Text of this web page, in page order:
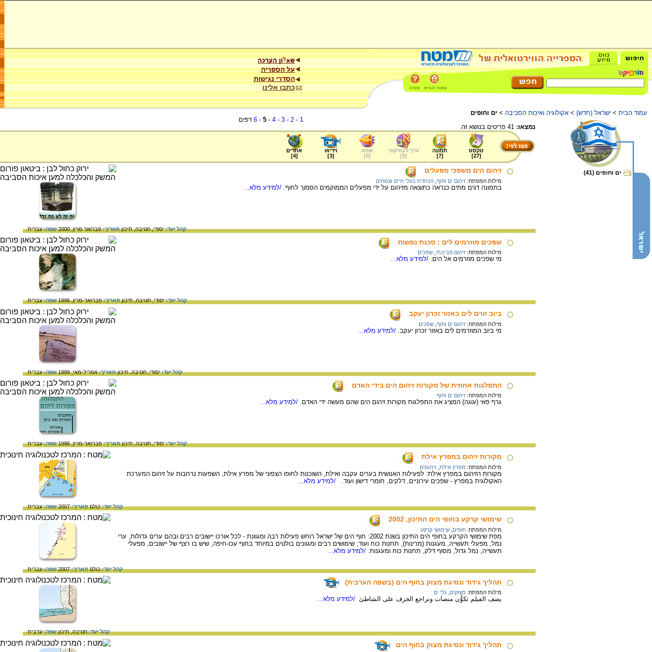
על הספריה
הסדרי נגישות
כתבו אלינו
עמוד הבית > ישראל (חדש) > אקולוגיה ואיכות הסביבה > ים וחופים
ים וחופים (41)
1
-
2
-
3
-
4
-
5
-
6 דפים
נמצאו:
טקסט
[
27
]
תמונה
[
7
]
ערך לקסיקוני
[
0
]
שמע
[
0
]
וידיאו
[
3
]
אתרים
[
4
]
זיהום הים משפכי מפעלים
מילות המפתח: זיהום ים וחוף הכחדת בעלי חיים וצמחים
בתמונה דגים מתים כנראה כתוצאה מזיהום על ידי מפעלים הממוקמים הסמוך לחוף. /למידע מלא...
קהל יעד:יסודי,חטיבה,תיכוןתאריך:פברואר מרץ, 2000 שפה:עברית
שפכים מוזרמים לים : סכנת נפשות
מילות המפתח: זיהום סביבתי שפכים
מי שפכים מוזרמים אל הים. /למידע מלא...
קהל יעד:יסודי,חטיבה,תיכוןתאריך:פברואר-מרץ, 1996 שפה:עברית
ביוב זורם לים באזור זכרון יעקב
מילות המפתח: זיהום ים וחוף שפכים
מי ביוב המוזרמים לים באזור זכרון יעקב. /למידע מלא...
קהל יעד:יסודי,חטיבה,תיכוןתאריך:אפריל-מאי, 1999 שפה:עברית
התפלגות אחוזית של מקורות זיהום הים בידי האדם
מילות המפתח: זיהום ים וחוף
גרף פאי (עוגה) המציג את התפלגות מקורות זיהום הים שהם מעשה ידי האדם. /למידע מלא...
קהל יעד:יסודי,חטיבה,תיכוןתאריך:פברואר-מרץ, 1996 שפה:עברית
מקורות זיהום במפרץ אילת
מילות המפתח: מפרץ אילת זיהומים
מקורות הזיהום במפרץ אילת: לפעילות האנושית בערים עקבה ואילת, השוכנות לחופו הצפוני של מפרץ אילת, השפעות נרחבות על זיהום המערכת
האקולוגית במפרץ - שפכים עירוניים, דלקים, חומרי דישון ועוד.
/למידע מלא...
קהל יעד:כולםתאריך:2007 שפה:עברית
שימושי קרקע בחופי הים התיכון, 2002
מילות המפתח: חופים שימושי קרקע
מפת שימושי הקרקע בחופי הים התיכון בשנת 2002: חוף הים של ישראל רוחש פעילות רבה ומגוונת - לכל אורכו יישובים רבים ובהם ערים גדולות, ערי
נמל, מפעלי תעשייה, מעגנות (מרינות), תחנות כוח ועוד; שימושים רבים ומגוונים בולטים במיוחד בחוף עכו-חיפה, שיש בו רצף של יישובים, מפעלי
תעשייה, נמל גדול, מסוף דלק, תחנות כוח ומעגנות. /למידע מלא...
קהל יעד:כולםתאריך:2007 שפה:עברית
תהליך גידוד ונסיגת מצוק בחוף הים (בשפה הערבית)
מילות המפתח: מצוקים גלי ים
يصف الفيلم تكوُّن منصات وتراجع الجرف على الشاطئ /למידע מלא...
קהל יעד:חטיבה,תיכוןשפה:ערבית
תהליך גידוד ונסיגת מצוק בחוף הים